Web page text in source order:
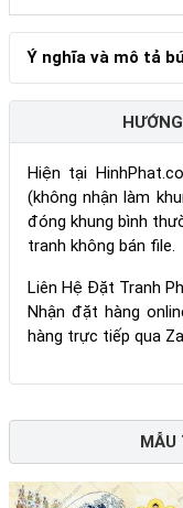
Ý nghĩa và mô tả
Hiện tại
(không nhận làm
đóng khung bình
tranh không bán file.
Liên Hệ Đặt Tranh
Nhận đặt hàng
hàng trực tiếp qua
MẪU